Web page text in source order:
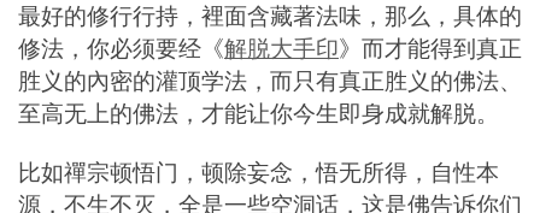
最好的修行行持，裡面含藏著法味，那么，具体的
修法，你必须要经《解脱大手印》而才能得到真正
胜义的內密的灌顶学法，而只有真正胜义的佛法、
至高无上的佛法，才能让你今生即身成就解脱。
比如禪宗顿悟门，顿除妄念，悟无所得，自性本
源，不生不灭，全是一些空洞话，这是佛告诉你们